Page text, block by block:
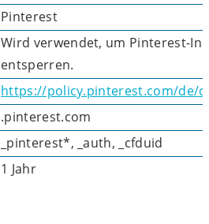
Pinterest
Wird verwendet, um Pinterest-
entsperren.
https://policy.pinterest.com/de/
.pinterest.com
_pinterest*, _auth, _cfduid
1 Jahr